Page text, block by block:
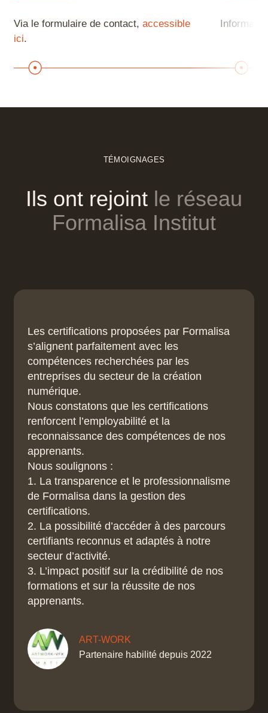
Via le formulaire de contact, accessible
ici.
TÉMOIGNAGES
Ils ont rejoint le réseau
Formalisa Institut
Les certifications proposées par Formalisa
s’alignent parfaitement avec les
compétences recherchées par les
entreprises du secteur de la création
numérique.
Nous constatons que les certifications
renforcent l’employabilité et la
reconnaissance des compétences de nos
apprenants.
Nous soulignons :
1. La transparence et le professionnalisme
de Formalisa dans la gestion des
certifications.
2. La possibilité d’accéder à des parcours
certifiants reconnus et adaptés à notre
secteur d’activité.
3. L’impact positif sur la crédibilité de nos
formations et sur la réussite de nos
apprenants.
ART-WORK
Partenaire habilité depuis 2022